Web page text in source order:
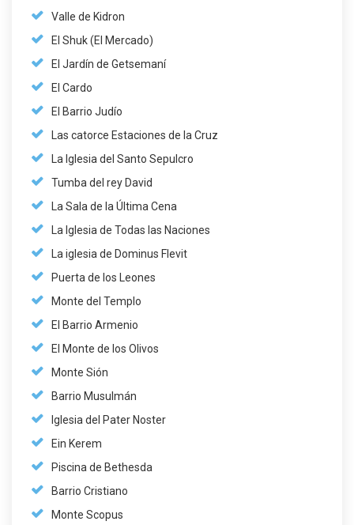
Valle de Kidron
El Shuk (El Mercado)
El Jardín de Getsemaní
El Cardo
El Barrio Judío
Las catorce Estaciones de la Cruz
La Iglesia del Santo Sepulcro
Tumba del rey David
La Sala de la Última Cena
La Iglesia de Todas las Naciones
La iglesia de Dominus Flevit
Puerta de los Leones
Monte del Templo
El Barrio Armenio
El Monte de los Olivos
Monte Sión
Barrio Musulmán
Iglesia del Pater Noster
Ein Kerem
Piscina de Bethesda
Barrio Cristiano
Monte Scopus